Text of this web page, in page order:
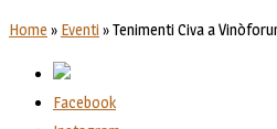
Home » Eventi »Tenimenti Civa a
Facebook